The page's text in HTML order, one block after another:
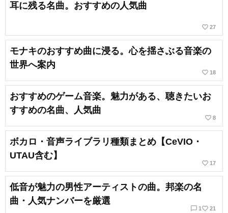
耳に残る名曲。おすすめの人気曲
favorite_border 27
モナキのおすすめ曲に浸る。心を揺さぶる音楽の
世界へ案内
favorite_border 18
おすすめのゲーム音楽。魅力がある、聴きたいお
すすめの名曲、人気曲
favorite_border 8
ボカロ・音声ライブラリ種類まとめ【CeVIO・
UTAU含む】
favorite_border 17
低音が魅力の男性アーティストの曲。邦楽の名
曲・人気ナンバーを厳選
chat_bubble_outline 1 favorite_border 21